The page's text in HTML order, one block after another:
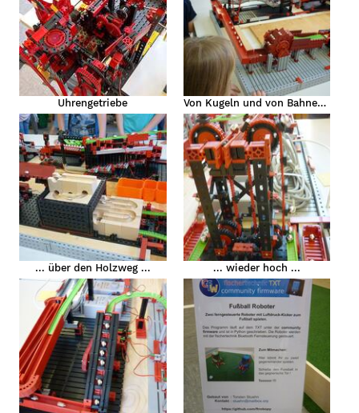
Uhrengetriebe Von Kugeln und von Bahnen ...
... über den Holzweg ... ... wieder hoch ...